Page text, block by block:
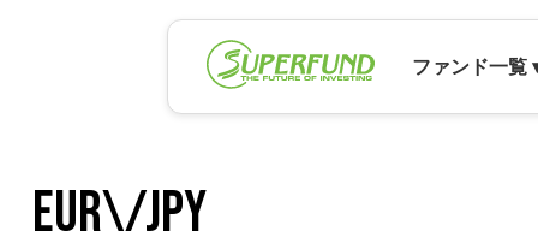
ファンド一覧
EUR\/JPY